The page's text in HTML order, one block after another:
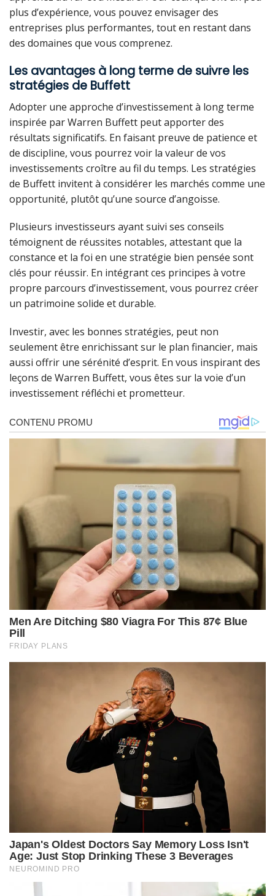
plus d’expérience, vous pouvez envisager des
entreprises plus performantes, tout en restant dans
des domaines que vous comprenez.
Les avantages à long terme de suivre les
stratégies de Buffett
Adopter une approche d’investissement à long terme
inspirée par Warren Buffett peut apporter des
résultats significatifs. En faisant preuve de patience et
de discipline, vous pourrez voir la valeur de vos
investissements croître au fil du temps. Les stratégies
de Buffett invitent à considérer les marchés comme une
opportunité, plutôt qu’une source d’angoisse.
Plusieurs investisseurs ayant suivi ses conseils
témoignent de réussites notables, attestant que la
constance et la foi en une stratégie bien pensée sont
clés pour réussir. En intégrant ces principes à votre
propre parcours d’investissement, vous pourrez créer
un patrimoine solide et durable.
Investir, avec les bonnes stratégies, peut non
seulement être enrichissant sur le plan financier, mais
aussi offrir une sérénité d’esprit. En vous inspirant des
leçons de Warren Buffett, vous êtes sur la voie d’un
investissement réfléchi et prometteur.